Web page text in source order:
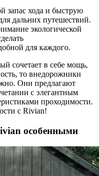
запас хода и быструю
дальних путешествий.
экологической
для каждого.
сочетает в себе мощь,
то внедорожники
Они предлагают
с элегантным
проходимости.
с Rivian!
особенными